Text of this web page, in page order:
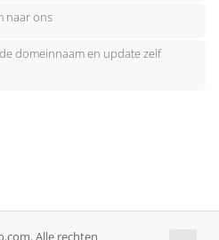
naar ons
domeinnaam en update zelf
Alle rechten